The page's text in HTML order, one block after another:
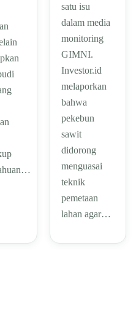
satu isu
dalam media
monitoring
GIMNI.
Investor.id
melaporkan
bahwa
pekebun
sawit
didorong
menguasai
teknik
pemetaan
lahan agar…